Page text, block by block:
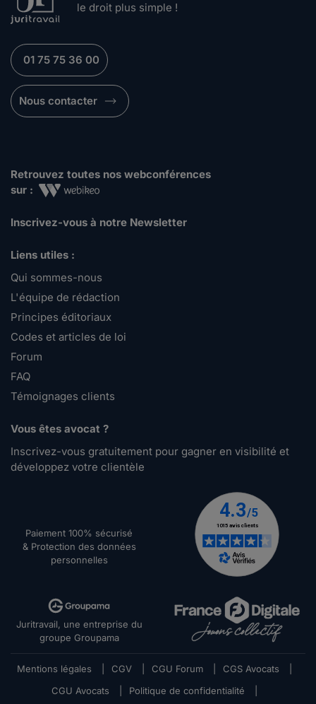
le droit plus simple !
01 75 75 36 00
Nous contacter
Retrouvez toutes nos webconférences
sur :
Inscrivez-vous à notre Newsletter
Liens utiles :
Qui sommes-nous
L'équipe de rédaction
Principes éditoriaux
Codes et articles de loi
Forum
FAQ
Témoignages clients
Vous êtes avocat ?
Inscrivez-vous gratuitement pour gagner en visibilité et
développez votre clientèle
Paiement 100% sécurisé
& Protection des données
personnelles
Juritravail, une entreprise du
groupe Groupama
Mentions légales CGV CGU Forum CGS Avocats
CGU Avocats
Politique de confidentialité